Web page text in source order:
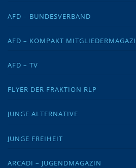
AFD – BUNDESVERBAND
AFD – KOMPAKT
AFD – TV
FLYER DER FRAKTION RLP
JUNGE ALTERNATIVE
JUNGE FREIHEIT
ARCADI – JUGENDMAGAZIN